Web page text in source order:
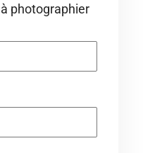
photographier